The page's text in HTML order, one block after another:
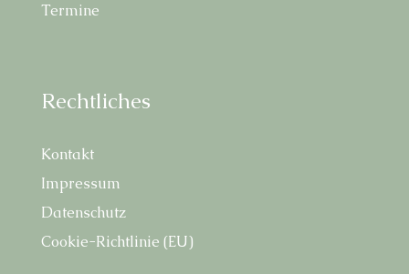
Ter­mi­ne
Recht­li­ches
Kon­takt
Impres­sum
Daten­schutz
Coo­kie-Richt­li­nie (EU)